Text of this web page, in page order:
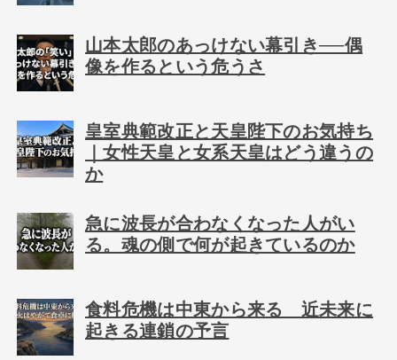
山本太郎のあっけない幕引き──偶
像を作るという危うさ
皇室典範改正と天皇陛下のお気持ち
｜女性天皇と女系天皇はどう違うの
か
急に波長が合わなくなった人がい
る。魂の側で何が起きているのか
食料危機は中東から来る 近未来に
起きる連鎖の予言